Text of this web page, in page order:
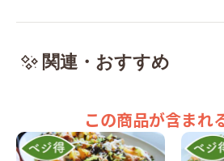
関連・おすすめ
この商品が含まれ